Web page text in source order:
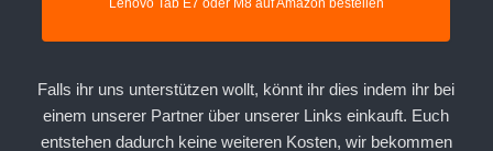
Lenovo Tab E7 oder M8 auf Amazon bestellen
Falls ihr uns unterstützen wollt, könnt ihr dies indem ihr bei
einem unserer Partner über unserer Links einkauft. Euch
entstehen dadurch keine weiteren Kosten, wir bekommen